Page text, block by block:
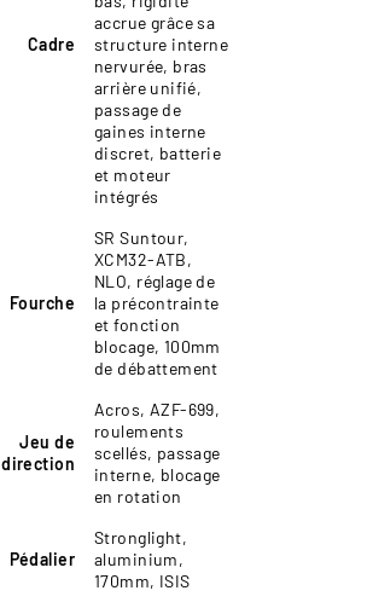
Cadre
accrue grâce sa
structure interne
nervurée, bras
arrière unifié,
passage de
gaines interne
discret, batterie
et moteur
intégrés
Fourche
SR Suntour,
XCM32-ATB,
NLO, réglage de
la précontrainte
et fonction
blocage, 100mm
de débattement
Jeu de
direction
Acros, AZF-699,
roulements
scellés, passage
interne, blocage
en rotation
Pédalier
Stronglight,
aluminium,
170mm, ISIS